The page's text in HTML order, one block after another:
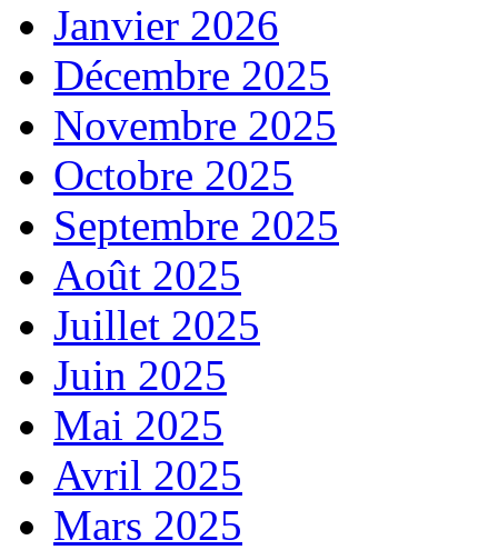
Janvier 2026
Décembre 2025
Novembre 2025
Octobre 2025
Septembre 2025
Août 2025
Juillet 2025
Juin 2025
Mai 2025
Avril 2025
Mars 2025